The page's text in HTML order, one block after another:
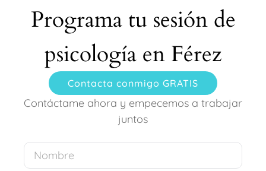
Programa tu sesión de
psicología en Férez
Contacta conmigo GRATIS
Contáctame ahora y empecemos a trabajar
juntos